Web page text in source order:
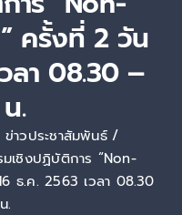
ครั้งที่ 2 วัน
ลา 08.30 –
.
ข่าวประชาสัมพันธ์
มเชิงปฏิบัติการ “Non-
ธ.ค. 2563 เวลา 08.30
.